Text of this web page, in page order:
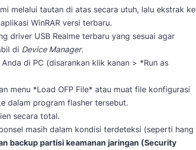
melalui tautan di atas secara utuh, lalu ekstrak ke
WinRAR versi terbaru.
driver USB Realme terbaru yang sesuai agar
di Device Manager.
di PC (disarankan klik kanan > *Run as
menu *Load OFP File* atau muat file konfigurasi
dalam program flasher tersebut.
secara total.
masih dalam kondisi terdeteksi (seperti hang
backup partisi keamanan jaringan (Security